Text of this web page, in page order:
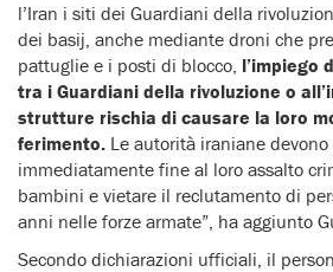
l’Iran i siti dei Guardiani della
dei basij, anche mediante droni che
pattuglie e i posti di blocco, l’impiego
tra i Guardiani della rivoluzione o
strutture rischia di causare la loro
ferimento. Le autorità iraniane devono
immediatamente fine al loro assalto
bambini e vietare il reclutamento di
anni nelle forze armate”, ha aggiunto
Secondo dichiarazioni ufficiali, il